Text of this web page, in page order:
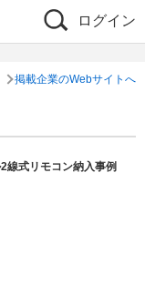
ログイン
掲載企業のWebサイトへ
線式リモコン納入事例